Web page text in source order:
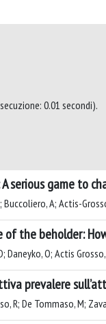
0.01 secondi).
serious game to
Buccoliero, A; Actis-
of the beholder:
Daneyko, O; Actis
prevalere
R; De Tommaso, M;